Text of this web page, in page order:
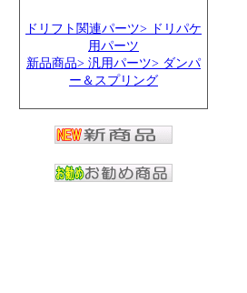
ドリフト関連パーツ> ドリパケ
用パーツ
新品商品> 汎用パーツ> ダンパ
ー＆スプリング